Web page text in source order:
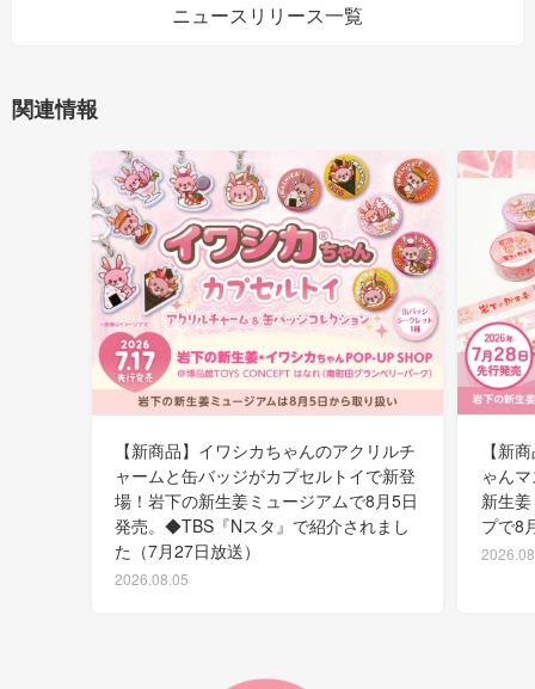
ニュースリリース一覧
関連情報
【新商品】イワシカちゃんのアクリルチ
ャームと缶バッジがカプセルトイで新登
場！岩下の新生姜ミュージアムで8月5日
発売。◆TBS『Nスタ』で紹介されまし
た（7月27日放送）
2026.08.05
【新
ゃん
新生
プで8